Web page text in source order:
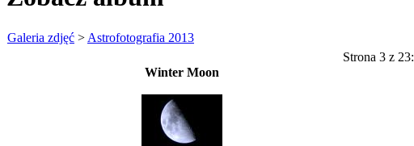
Galeria zdjęć > Astrofotografia 2013
Strona 3 z 23:
Winter Moon